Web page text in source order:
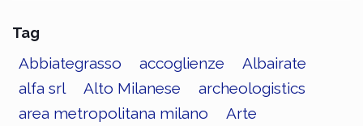
Tag
Abbiategrasso accoglienze
Albairate
alfa srl
Alto Milanese
archeologistics
area metropolitana milano
Arte